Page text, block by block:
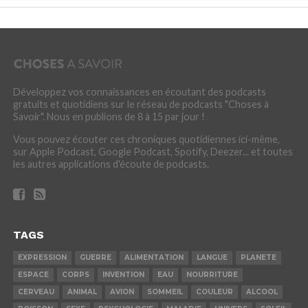
Développez vos connaissances en écoutant des podcasts
gratuits et quotidiens sur le réseau de podcasts "Choses à
Savoir". Nous en publions de 8 à 15 par jour !
Vous pouvez écouter ces chroniques quotidiennes ici-même,
sur Apple Podcast, Google Podcast, Spotify, Deezer... et toutes
les autres applications d'écoute de podcasts.
TAGS
EXPRESSION GUERRE ALIMENTATION LANGUE
PLANETE
ESPACE
CORPS INVENTION EAU
NOURRITURE
CERVEAU
ANIMAL AVION SOMMEIL COULEUR
ALCOOL